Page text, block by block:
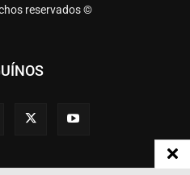
reservados ©